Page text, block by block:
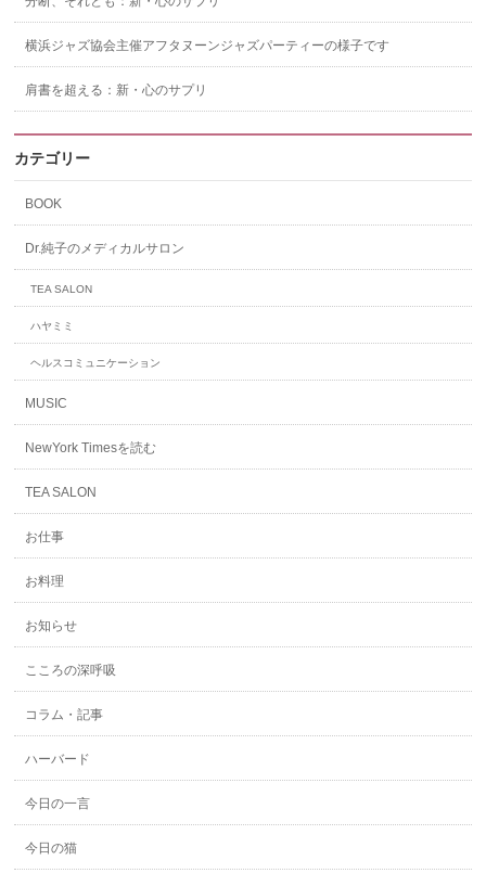
横浜ジャズ協会主催アフタヌーンジャズパーティーの様子です
肩書を超える：新・心のサプリ
カテゴリー
BOOK
Dr.純子のメディカルサロン
TEA SALON
ハヤミミ
ヘルスコミュニケーション
MUSIC
NewYork Timesを読む
TEA SALON
お仕事
お料理
お知らせ
こころの深呼吸
コラム・記事
ハーバード
今日の一言
今日の猫